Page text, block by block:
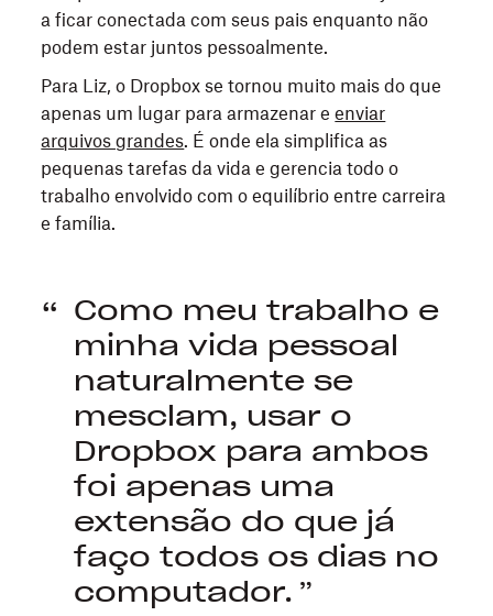
a ficar conectada com seus pais enquanto não
podem estar juntos pessoalmente.
Para Liz, o Dropbox se tornou muito mais do que
apenas um lugar para armazenar eenviar
arquivos grandes. É onde ela simplifica as
pequenas tarefas da vida e gerencia todo o
trabalho envolvido com o equilíbrio entre carreira
e família.
Como meu trabalho e
minha vida pessoal
naturalmente se
mesclam, usar o
Dropbox para ambos
foi apenas uma
extensão do que já
faço todos os dias no
computador.